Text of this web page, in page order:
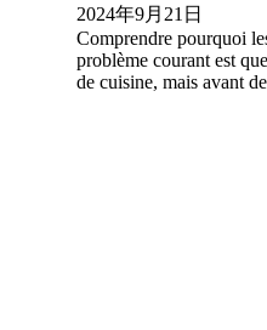
2024年9月21日
Comprendre pourquoi
problème courant est
de cuisine, mais avant